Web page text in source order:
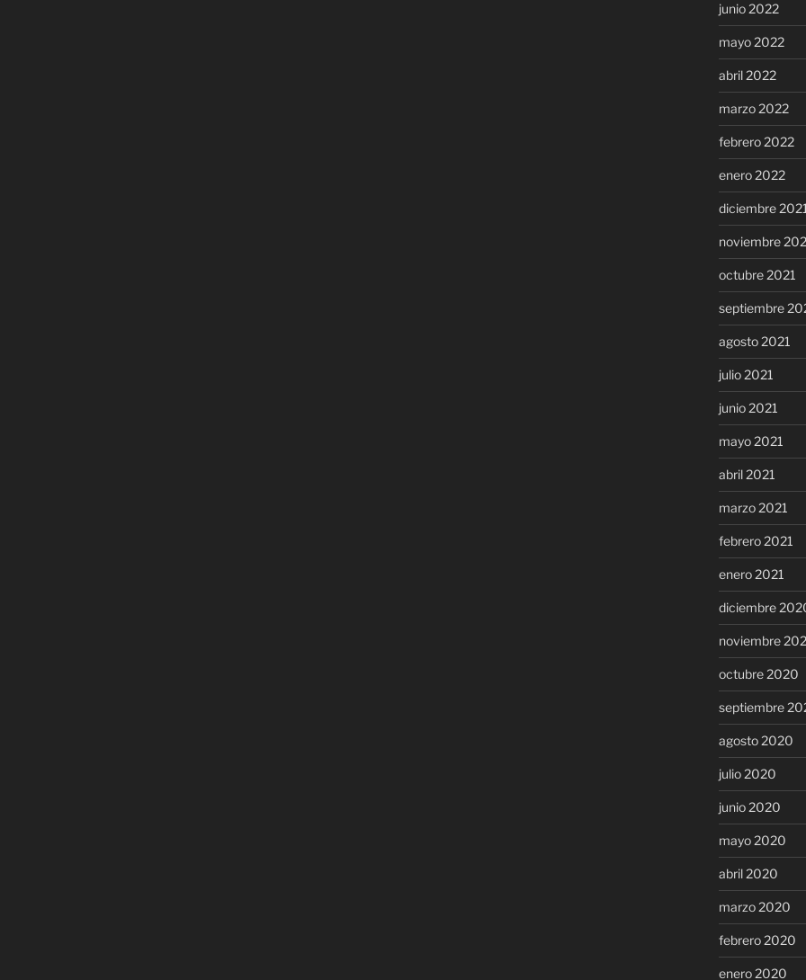
junio 2022
mayo 2022
abril 2022
marzo 2022
febrero 2022
enero 2022
diciembre
noviembre
octubre 2021
septiembre
agosto 2021
julio 2021
junio 2021
mayo 2021
abril 2021
marzo 2021
febrero 2021
enero 2021
diciembre
noviembre
octubre 2020
septiembre
agosto 2020
julio 2020
junio 2020
mayo 2020
abril 2020
marzo 2020
febrero 2020
enero 2020